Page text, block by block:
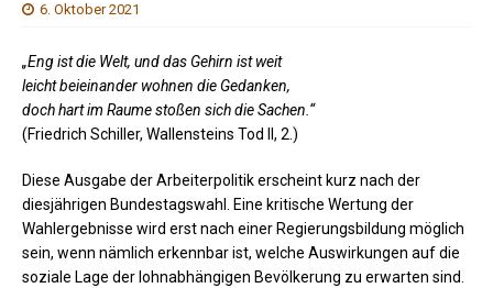
6. Oktober 2021
„Eng ist die Welt, und das Gehirn ist weit
leicht beieinander wohnen die Gedanken,
doch hart im Raume stoßen sich die Sachen.“
(Friedrich Schiller, Wallensteins Tod II, 2.)
Diese Ausgabe der Arbeiterpolitik erscheint kurz nach der
diesjährigen Bundestagswahl. Eine kritische Wertung der
Wahlergebnisse wird erst nach einer Regierungsbildung möglich
sein, wenn nämlich erkennbar ist, welche Auswirkungen auf die
soziale Lage der lohnabhängigen Bevölkerung zu erwarten sind.